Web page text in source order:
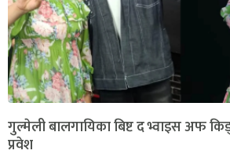
गुल्मेली बालगायिका बिष्ट द भ्वाइस अफ
प्रवेश